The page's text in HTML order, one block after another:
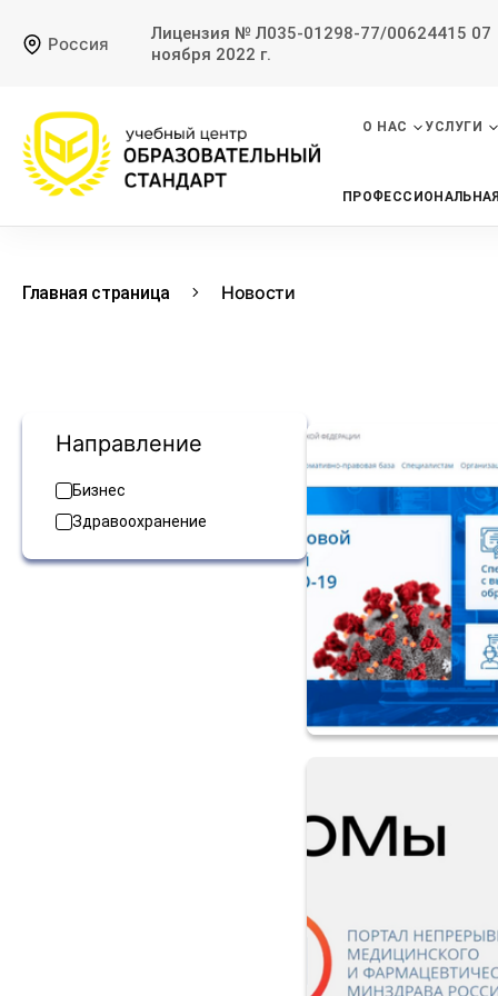
Россия
Лицензия № Л035-01298-77/00624415 07
ноября 2022 г.
О НАС УСЛУГИ
Главная страница Новости
Направление
Бизнес
Здравоохранение